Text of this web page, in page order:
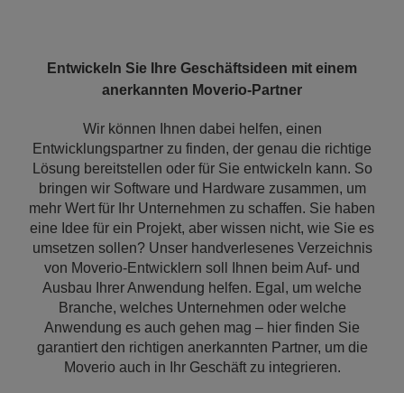
Entwickeln Sie Ihre Geschäftsideen mit einem
anerkannten Moverio-Partner
Wir können Ihnen dabei helfen, einen
Entwicklungspartner zu finden, der genau die richtige
Lösung bereitstellen oder für Sie entwickeln kann. So
bringen wir Software und Hardware zusammen, um
mehr Wert für Ihr Unternehmen zu schaffen. Sie haben
eine Idee für ein Projekt, aber wissen nicht, wie Sie es
umsetzen sollen? Unser handverlesenes Verzeichnis
von Moverio-Entwicklern soll Ihnen beim Auf- und
Ausbau Ihrer Anwendung helfen. Egal, um welche
Branche, welches Unternehmen oder welche
Anwendung es auch gehen mag – hier finden Sie
garantiert den richtigen anerkannten Partner, um die
Moverio auch in Ihr Geschäft zu integrieren.